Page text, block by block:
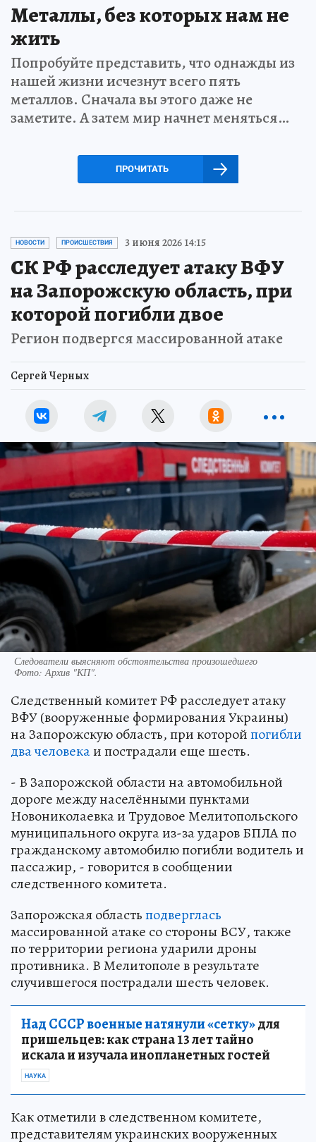
Металлы, без которых нам не
жить
Попробуйте представить, что однажды из
нашей жизни исчезнут всего пять
металлов. Сначала вы этого даже не
заметите. А затем мир начнет меняться…
ПРОЧИТАТЬ
НОВОСТИ ПРОИСШЕСТВИЯ 3 июня 2026 14:15
СК РФ расследует атаку ВФУ
на Запорожскую область, при
которой погибли двое
Регион подвергся массированной атаке
Сергей Черных
Следователи выясняют обстоятельства произошедшего
Фото:Архив "КП".
Следственный комитет РФ расследует атаку
ВФУ (вооруженные формирования Украины)
на Запорожскую область, при которойпогибли
два человекаи пострадали еще шесть.
- В Запорожской области на автомобильной
дороге между населёнными пунктами
Новониколаевка и Трудовое Мелитопольского
муниципального округа из-за ударов БПЛА по
гражданскому автомобилю погибли водитель и
пассажир, - говорится в сообщении
следственного комитета.
Запорожская областьподверглась
массированной атаке со стороны ВСУ, также
по территории региона ударили дроны
противника. В Мелитополе в результате
случившегося пострадали шесть человек.
Над СССР военные натянули «сетку»для
пришельцев: как страна 13 лет тайно
искала и изучала инопланетных гостей
НАУКА
Как отметили в следственном комитете,
представителям украинских вооруженных